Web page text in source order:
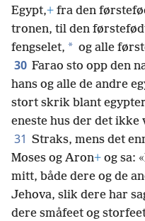
Egypt,+ fra den
tronen, til den
fengselet, * og alle
30 Farao sto opp den
hans og alle de andre
stort skrik blant
eneste hus der det ikke
31 Straks, mens det
Moses og Aron+ og sa:
mitt, både dere og de
Jehova, slik dere har
dere småfeet og